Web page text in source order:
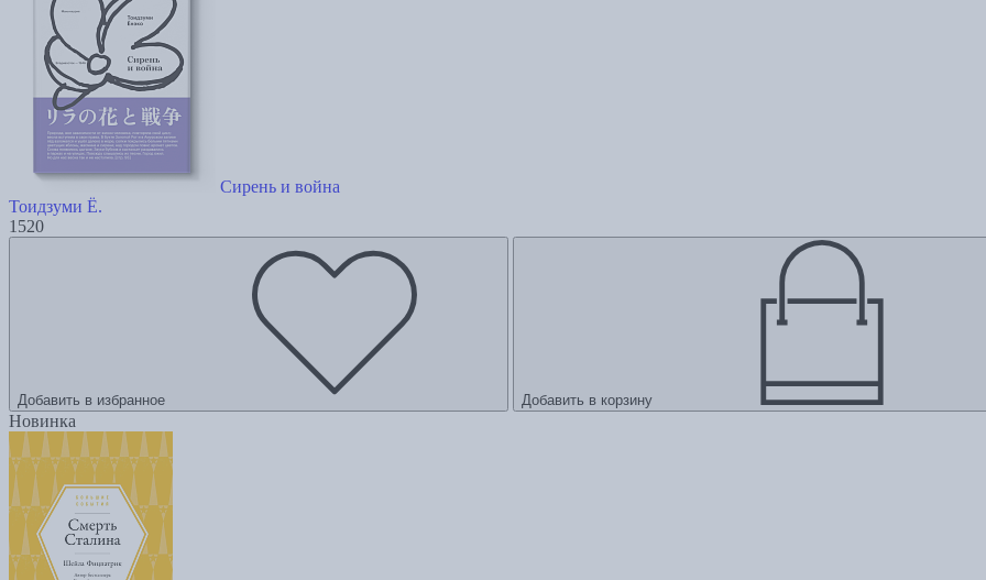
Сирень и война
Тоидзуми Ё.
1520
Добавить в избранное Добавить в корзину
Новинка